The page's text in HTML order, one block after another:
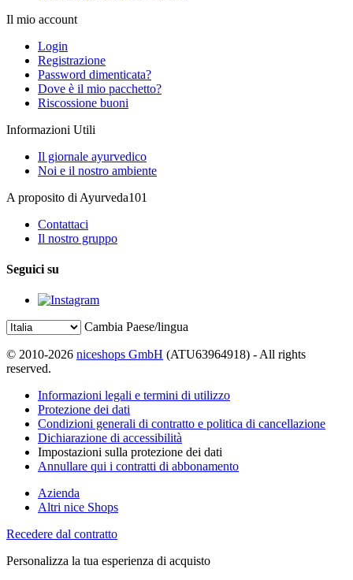
Il mio account
Login
Registrazione
Password dimenticata?
Dove è il mio pacchetto?
Riscossione buoni
Informazioni Utili
Il giornale ayurvedico
Noi e il nostro ambiente
A proposito di Ayurveda101
Contattaci
Il nostro gruppo
Seguici su
Cambia Paese/lingua
© 2010-2026 niceshops GmbH (ATU63964918) - All rights
reserved.
Informazioni legali e termini di utilizzo
Protezione dei dati
Condizioni generali di contratto e politica di cancellazione
Dichiarazione di accessibilità
Impostazioni sulla protezione dei dati
Annullare qui i contratti di abbonamento
Azienda
Altri nice Shops
Recedere dal contratto
Personalizza la tua esperienza di acquisto